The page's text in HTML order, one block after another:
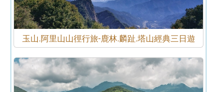
玉山.阿里山山徑行旅-鹿林.麟趾.塔山經典三日遊